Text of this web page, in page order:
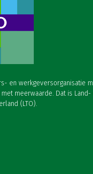
en werkgeversorganisatie
meerwaarde. Dat is Land-
(LTO).